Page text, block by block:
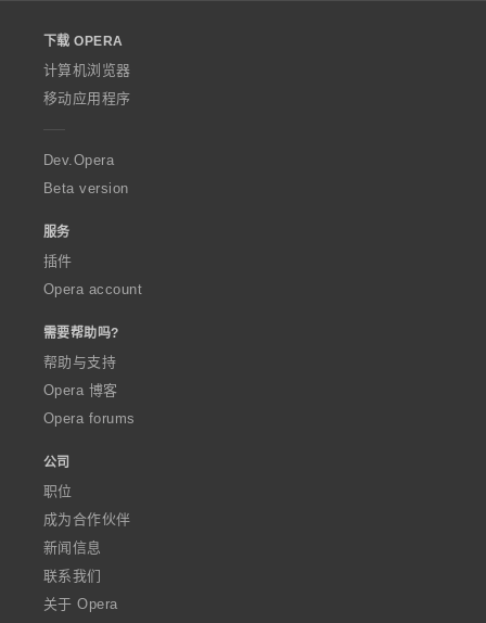
w
O
p
a
下载 OPERA
计算机浏览器
移动应用程序
Dev.Opera
Beta version
服务
插件
Opera account
需要帮助吗?
帮助与支持
Opera 博客
Opera forums
公司
职位
成为合作伙伴
新闻信息
联系我们
关于 Opera